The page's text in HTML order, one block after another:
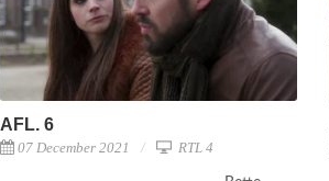
AFL. 6
07 December 2021 RTL 4